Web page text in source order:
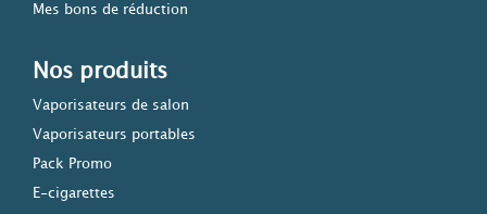
Mes bons de réduction
Nos produits
Vaporisateurs de salon
Vaporisateurs portables
Pack Promo
E-cigarettes